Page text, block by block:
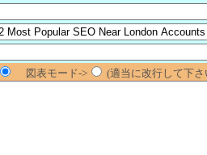
図表モード-> (適当に改行して下